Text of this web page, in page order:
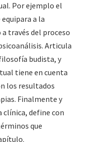
Por ejemplo el
a la
través del proceso
Articula
budista, y
tiene en cuenta
los resultados
Finalmente y
clínica, define con
que